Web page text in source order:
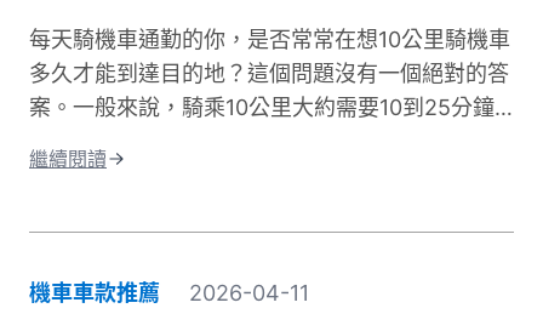
每天騎機車通勤的你，是否常常在想10公里騎機車
多久才能到達目的地？這個問題沒有一個絕對的答
案。一般來說，騎乘10公里大約需要10到25分鐘
通勤時間的關鍵因素有很多。道路類型是其中之
量、個人騎乘習慣都會造成時間差異。這篇文章將
深入探討不同情況下的騎乘時間。我們會分析各種
繼續閱讀
機車車款推薦 2026-04-11